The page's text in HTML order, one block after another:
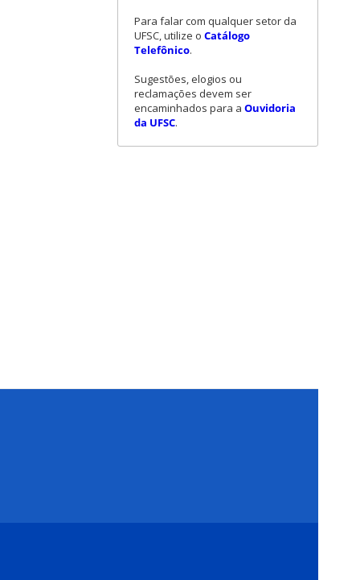
Para falar com qualquer setor da
UFSC, utilize o Catálogo
Telefônico.
Sugestões, elogios ou
reclamações devem ser
encaminhados para a Ouvidoria
da UFSC.